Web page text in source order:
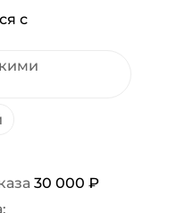
с
30 000 ₽